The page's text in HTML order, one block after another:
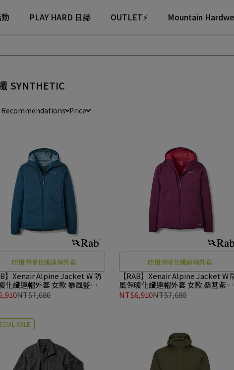
PLAY HARD 日誌 OUTLET⚡ Mountain
SYNTHETIC
Price
防風保暖化纖連帽外套
】Xenair Alpine Jacket W 防
化纖連帽外套 女款 暴風藍
NT$7,680
防風保暖化纖連帽外套
【RAB】Xenair Alpine Jacket W
風保暖化纖連帽外套 女款 桑葚紫
#QIP10
NT$6,910NT$7,680
SALE